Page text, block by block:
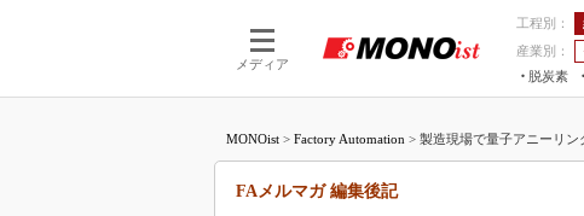
メディア
工程別：
産業別：
脱炭素
つながる工場AI×設備保全
MONOist > Factory Automation > 製造現場で量子アニーリン
FAメルマガ 編集後記